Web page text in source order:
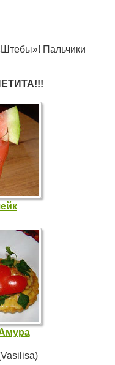
Пальчики